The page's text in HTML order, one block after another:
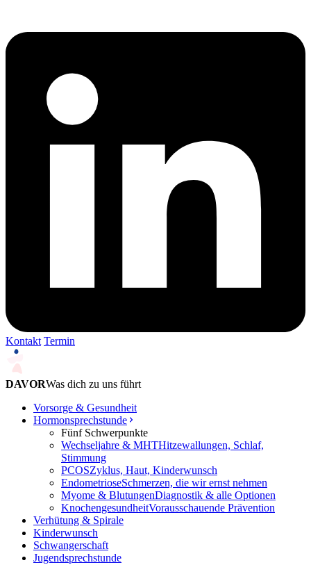
Kontakt Termin
DAVORWas dich zu uns führt
Vorsorge & Gesundheit
Hormonsprechstunde
Fünf Schwerpunkte
Wechseljahre & MHTHitzewallungen, Schlaf,
Stimmung
PCOSZyklus, Haut, Kinderwunsch
EndometrioseSchmerzen, die wir ernst nehmen
Myome & BlutungenDiagnostik & alle Optionen
KnochengesundheitVorausschauende Prävention
Verhütung & Spirale
Kinderwunsch
Schwangerschaft
Jugendsprechstunde